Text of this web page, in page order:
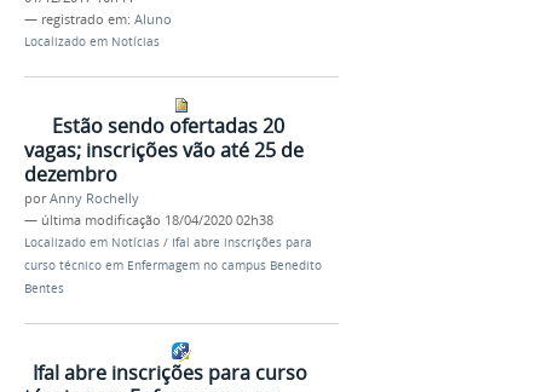
— registrado em: Aluno
Localizado em Notícias
Estão sendo ofertadas 20
vagas; inscrições vão até 25 de
dezembro
porAnny Rochelly
— última modificação 18/04/2020 02h38
Localizado em Notícias / Ifal abre inscrições para
curso técnico em Enfermagem no campus Benedito
Bentes
Ifal abre inscrições para curso